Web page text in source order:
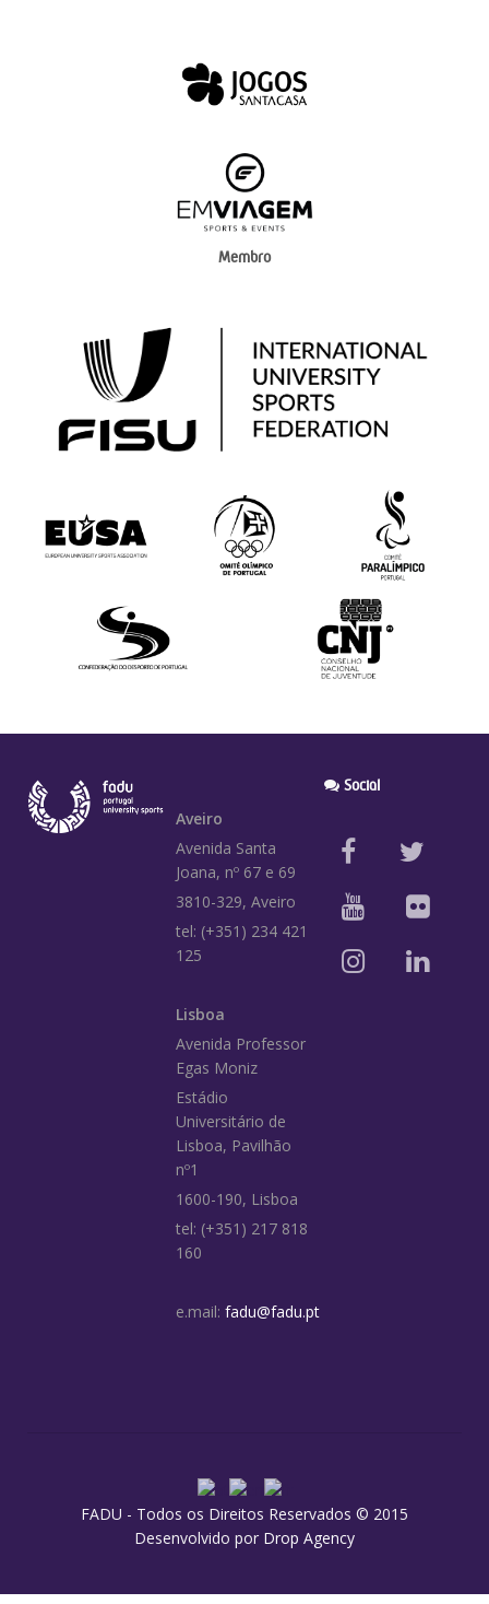
Membro
Aveiro
Avenida Santa
Joana, nº 67 e 69
3810-329, Aveiro
tel: (+351) 234 421
125
Lisboa
Avenida Professor
Egas Moniz
Estádio
Universitário de
Lisboa, Pavilhão
nº1
1600-190, Lisboa
tel: (+351) 217 818
160
e.mail: fadu@fadu.pt
Social
FADU - Todos os Direitos Reservados © 2015
Desenvolvido por Drop Agency